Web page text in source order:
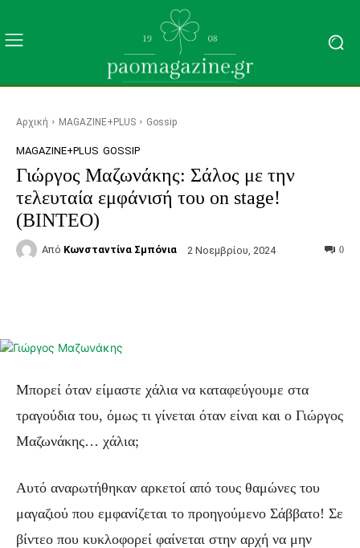
Αρχική MAGAZINE+PLUS Gossip
MAGAZINE+PLUS GOSSIP
Γιώργος Μαζωνάκης: Σάλος με την
τελευταία εμφάνισή του on stage!
(ΒΙΝΤΕΟ)
Από Κωνσταντίνα Σμπόνια 2 Νοεμβρίου, 2024 0
Μπορεί όταν είμαστε χάλια να καταφεύγουμε στα
τραγούδια του, όμως τι γίνεται όταν είναι και ο Γιώργος
Μαζωνάκης… χάλια;
Αυτό αναρωτήθηκαν αρκετοί από τους θαμώνες του
μαγαζιού που εμφανίζεται το προηγούμενο Σάββατο! Σε
βίντεο που κυκλοφορεί φαίνεται στην αρχή να μην